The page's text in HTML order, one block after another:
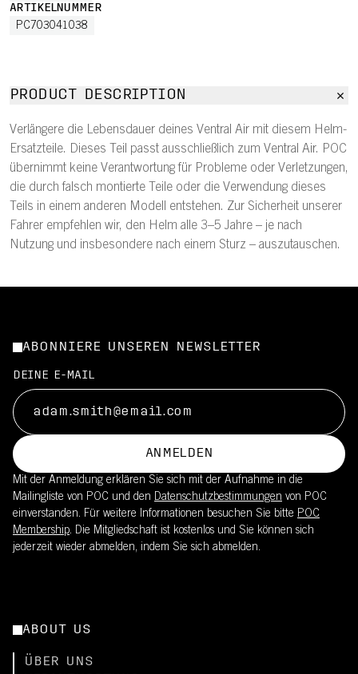
ARTIKELNUMMER
PC703041038
PRODUCT DESCRIPTION
Verlängere die Lebensdauer deines Ventral Air mit diesem Helm-
Ersatzteile. Dieses Teil passt ausschließlich zum Ventral Air. POC
übernimmt keine Verantwortung für Probleme oder Verletzungen,
die durch falsch montierte Teile oder die Verwendung dieses
Teils in einem anderen Modell entstehen. Zur Sicherheit unserer
Fahrer empfehlen wir, den Helm alle 3–5 Jahre – je nach
Nutzung und insbesondere nach einem Sturz – auszutauschen.
ABONNIERE UNSEREN NEWSLETTER
DEINE E-MAIL
ANMELDEN
Mit der Anmeldung erklären Sie sich mit der Aufnahme in die
Mailingliste von POC und den Datenschutzbestimmungen von POC
einverstanden. Für weitere Informationen besuchen Sie bitte POC
Membership. Die Mitgliedschaft ist kostenlos und Sie können sich
jederzeit wieder abmelden, indem Sie sich abmelden.
ABOUT US
ÜBER UNS